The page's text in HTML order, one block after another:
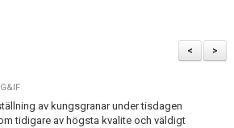
>
<
av kungsgranar under tisdagen
tidigare av högsta kvalite och väldigt